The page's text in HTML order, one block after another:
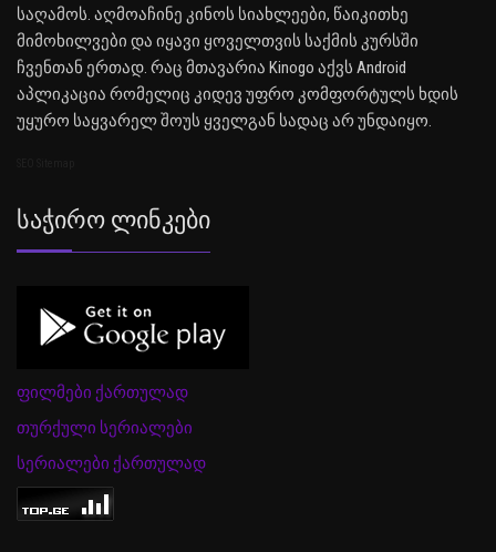
საღამოს. აღმოაჩინე კინოს სიახლეები, წაიკითხე
მიმოხილვები და იყავი ყოველთვის საქმის კურსში
ჩვენთან ერთად. რაც მთავარია Kinogo აქვს Android
აპლიკაცია რომელიც კიდევ უფრო კომფორტულს ხდის
უყურო საყვარელ შოუს ყველგან სადაც არ უნდაიყო.
Საჭირო Ლინკები
ფილმები ქართულად
თურქული სერიალები
სერიალები ქართულად